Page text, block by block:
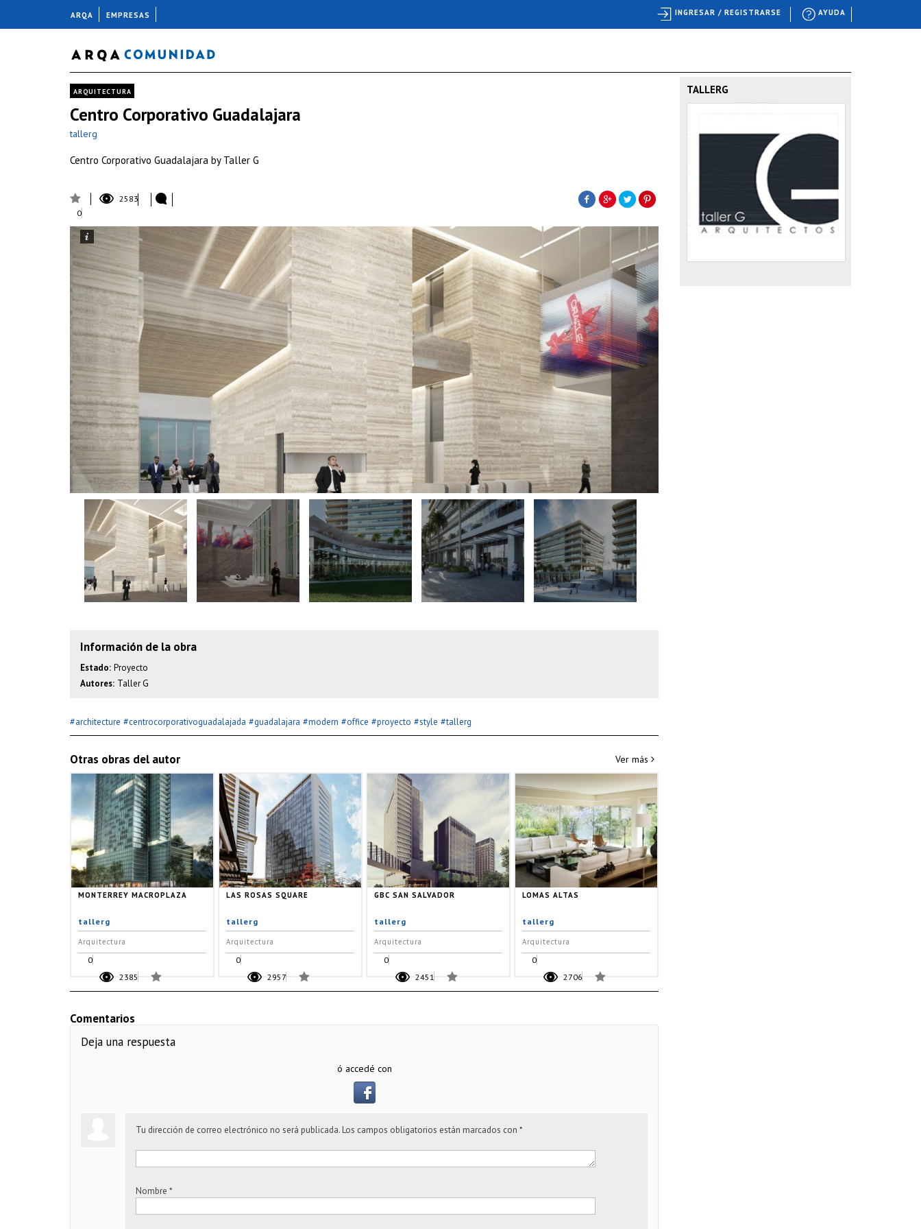
ARQUITECTURA
Centro Corporativo Guadalajara
tallerg
Centro Corporativo Guadalajara by Taller G
2583
0
Información de la obra
Estado: Proyecto
Autores: Taller G
#architecture #centrocorporativoguadalajada #guadalajara #modern #office #proyecto #style #tallerg
Otras obras del autor Ver más
MONTERREY MACROPLAZA
tallerg
Arquitectura
0
2385
LAS ROSAS SQUARE
tallerg
Arquitectura
0
2957
GBC SAN SALVADOR
tallerg
Arquitectura
0
2451
LOMAS ALTAS
tallerg
Arquitectura
0
2706
Comentarios
Deja una respuesta
ó accedé con
Tu dirección de correo electrónico no será publicada. Los campos obligatorios están marcados con *
Nombre *
TALLERG
ARQA EMPRESAS AYUDA
INGRESAR / REGISTRARSE